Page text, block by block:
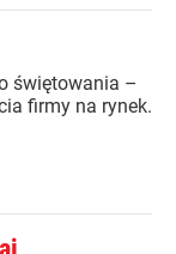
świętowania –
firmy na rynek.